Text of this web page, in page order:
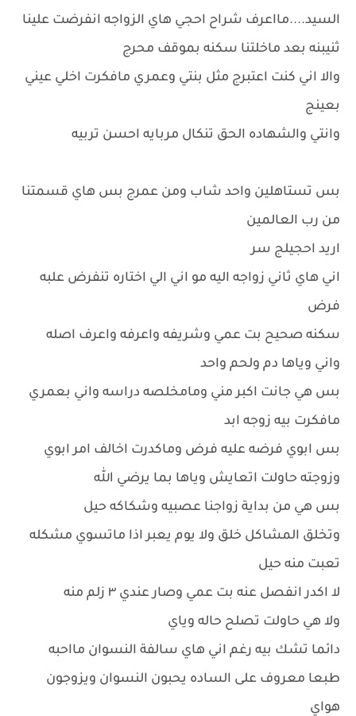
السيد....مااعرف شراح احجي هاي الزواجه انفرضت علينا
ثنيبنه بعد ماخلتنا سكنه بموقف محرج
والا اني كنت اعتبرج مثل بنتي وعمري مافكرت اخلي عيني
بعينج
وانتي والشهاده الحق تنكال مربايه احسن تربيه
بس تستاهلين واحد شاب ومن عمرج بس هاي قسمتنا
من رب العالمين
اريد احجيلج سر
اني هاي ثاني زواجه اليه مو اني الي اختاره تنفرض علبه
فرض
سكنه صحيح بت عمي وشريفه واعرفه واعرف اصله
واني وياها دم ولحم واحد
بس هي جانت اكبر مني ومامخلصه دراسه واني بعمري
مافكرت بيه زوجه ابد
بس ابوي فرضه عليه فرض وماكدرت اخالف امر ابوي
وزوجته حاولت اتعايش وياها بما يرضي الله
بس هي من بداية زواجنا عصبيه وشكاكه حيل
وتخلق المشاكل خلق ولا يوم يعبر اذا ماتسوي مشكله
تعبت منه حيل
لا اكدر انفصل عنه بت عمي وصار عندي ٣ زلم منه
ولا هي حاولت تصلح حاله وياي
دائما تشك بيه رغم اني هاي سالفة النسوان مااحبه
طبعا معروف على الساده يحبون النسوان ويزوجون
هواي